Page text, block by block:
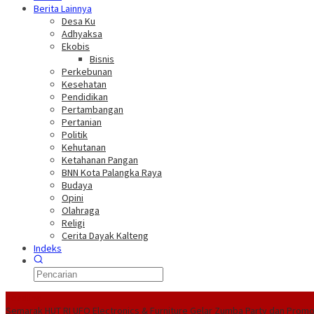
Berita Lainnya
Desa Ku
Adhyaksa
Ekobis
Bisnis
Perkebunan
Kesehatan
Pendidikan
Pertambangan
Pertanian
Politik
Kehutanan
Ketahanan Pangan
BNN Kota Palangka Raya
Budaya
Opini
Olahraga
Religi
Cerita Dayak Kalteng
Indeks
Semarak HUT RI UFO Electronics & Furniture Gelar Zumba Party dan